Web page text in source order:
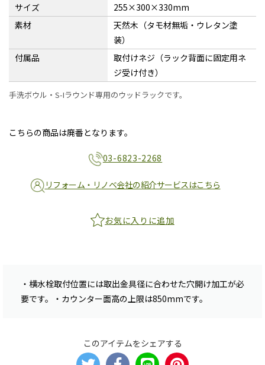
サイズ
255×300×330mm
素材
天然木（タモ材無垢・ウレタン塗
装）
付属品
取付けネジ（ラック背面に固定用ネ
ジ受け付き）
手洗ボウル・S-Iラウンド専用のウッドラックです。
こちらの商品は廃番となります。
03-6823-2268
リフォーム・リノベ会社の紹介サービスはこちら
お気に入りに追加
・横水栓取付位置には取出金具径に合わせた穴開け加工が必
要です。・カウンター面高の上限は850mmです。
このアイテムをシェアする